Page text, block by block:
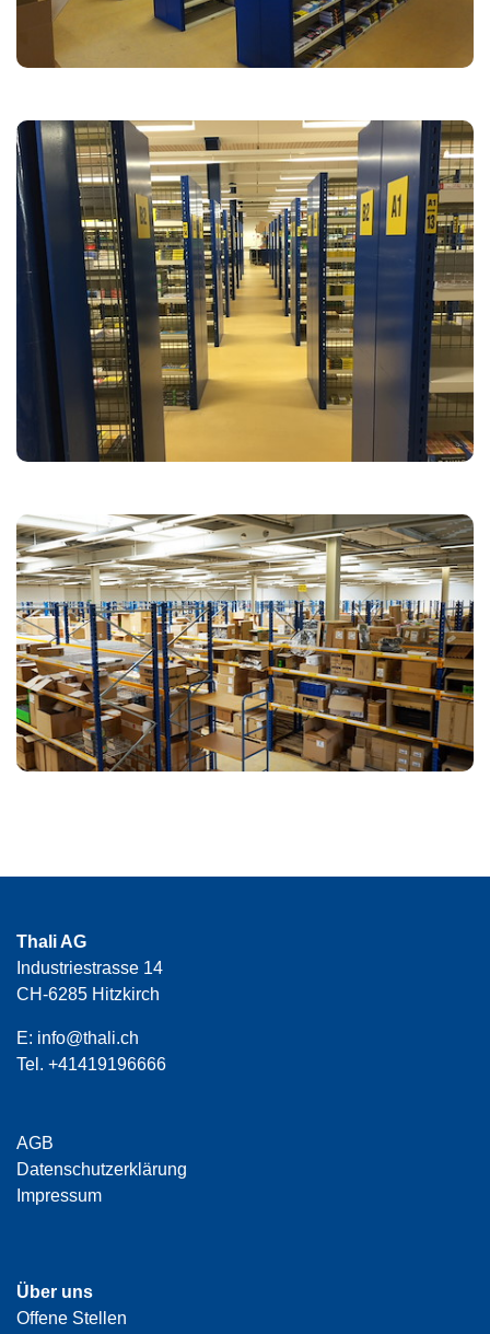
Thali AG
Industriestrasse 14
CH-6285 Hitzkirch
E: info@thali.ch
Tel. +41419196666
AGB
Datenschutzerklärung
Impressum
Über uns
Offene Stellen